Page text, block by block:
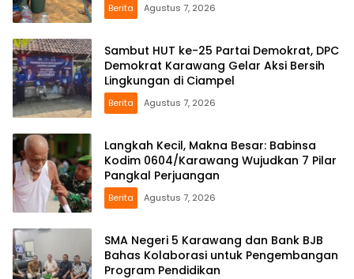
Berita Agustus 7, 2026
Sambut HUT ke-25 Partai Demokrat, DPC
Demokrat Karawang Gelar Aksi Bersih
Lingkungan di Ciampel
Berita Agustus 7, 2026
Langkah Kecil, Makna Besar: Babinsa
Kodim 0604/Karawang Wujudkan 7 Pilar
Pangkal Perjuangan
Berita Agustus 7, 2026
SMA Negeri 5 Karawang dan Bank BJB
Bahas Kolaborasi untuk Pengembangan
Program Pendidikan